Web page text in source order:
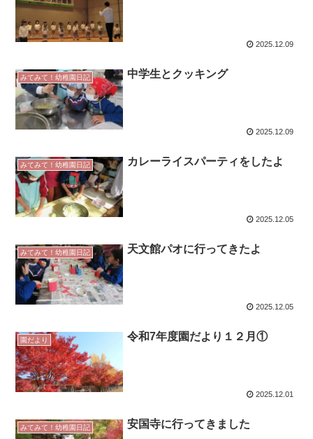
2025.12.09
みてみて！幼稚園日記 中学生とクッキング
2025.12.09
みてみて！幼稚園日記 カレーライスパーティをしたよ
2025.12.05
みてみて！幼稚園日記 天文館パオに行ってきたよ
2025.12.05
園だより 令和7年度園だより１２月①
2025.12.01
みてみて！幼稚園日記 安国寺に行ってきました